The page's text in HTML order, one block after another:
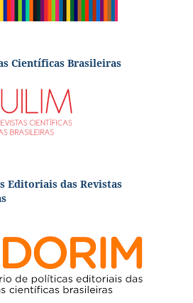
Científicas Brasileiras
Editoriais das Revistas